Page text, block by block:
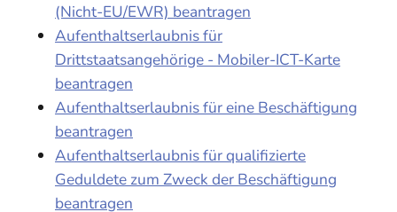
(Nicht-EU/EWR) beantragen
Aufenthaltserlaubnis für
Drittstaatsangehörige - Mobiler-ICT-Karte
beantragen
Aufenthaltserlaubnis für eine Beschäftigung
beantragen
Aufenthaltserlaubnis für qualifizierte
Geduldete zum Zweck der Beschäftigung
beantragen